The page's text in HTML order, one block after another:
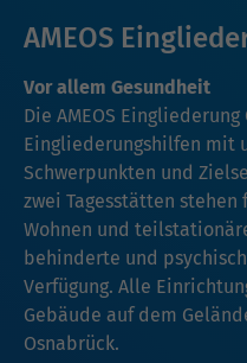
AMEOS
Vor allem Gesundheit
Die AMEOS
Eingliederungshilfen mit
Schwerpunkten und
zwei Tagesstätten
Wohnen und
behinderte und
Verfügung. Alle
Gebäude auf dem
Osnabrück.